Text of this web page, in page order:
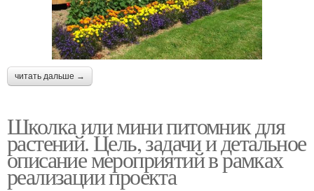
читать дальше →
Школка или мини питомник для
растений. Цель, задачи и детальное
описание мероприятий в рамках
реализации проекта